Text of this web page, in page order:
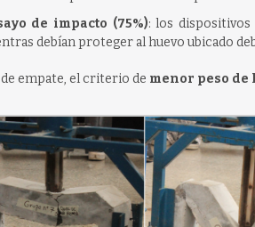
de impacto (75%): los
debían proteger al huevo ubicado
de empate, el criterio de menor peso de